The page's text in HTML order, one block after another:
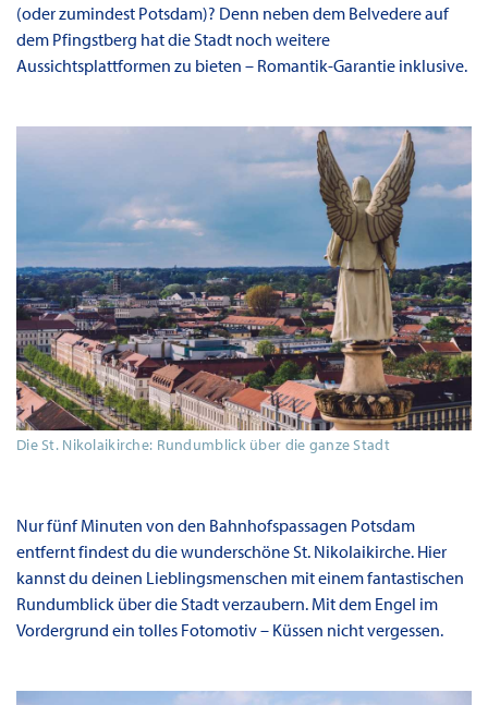
(oder zumindest Potsdam)? Denn neben dem Belvedere auf
dem Pfingstberg hat die Stadt noch weitere
Aussichtsplattformen zu bieten – Romantik-Garantie inklusive.
Die St. Nikolaikirche: Rundumblick über die ganze Stadt
Nur fünf Minuten von den Bahnhofspassagen Potsdam
entfernt findest du die wunderschöne St. Nikolaikirche. Hier
kannst du deinen Lieblingsmenschen mit einem fantastischen
Rundumblick über die Stadt verzaubern. Mit dem Engel im
Vordergrund ein tolles Fotomotiv – Küssen nicht vergessen.